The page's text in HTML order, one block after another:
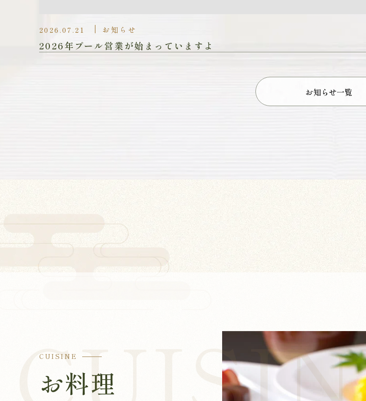
2026.07.21 お知らせ
2026年プール営業が始まっていますよ
お知らせ一覧
CUISINE
お料理